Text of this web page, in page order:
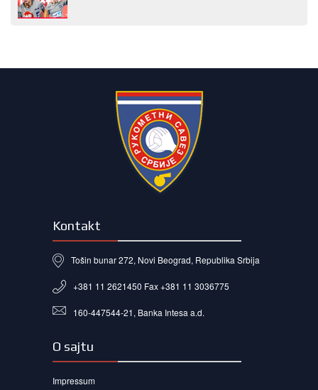
Kontakt
Tošin bunar 272, Novi Beograd, Republika Srbija
+381 11 2621450 Fax +381 11 3036775
160-447544-21, Banka Intesa a.d.
O sajtu
Impressum